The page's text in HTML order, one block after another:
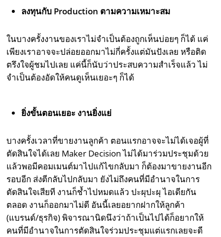
ลงทุนกับ Production ตามความเหมาะสม
ในบางครั้งงานของเราไม่จำเป็นต้องถูกเห็นบ่อยๆ ก็ได้ แค่
เพียงเราอาจจะปล่อยออกมาไม่กี่ครั้งแต่มันปังเลย หรือติด
ตรึงใจผู้ชมไปเลย แค่นี้ก็นับว่าประสบความสำเร็จแล้ว ไม่
จำเป็นต้องอัดให้คนดูเห็นเยอะๆ ก็ได้
ยิ่งขั้นตอนเยอะ งานยิ่งแย่
บางครั้งเวลาที่ขายงานลูกค้า ตอนแรกอาจจะไม่ได้เจอผู้ที่
ตัดสินใจได้เลย Maker Decision ไม่ได้มาร่วมประชุมด้วย
แล้วพอมีคอมเมนต์มาไปแก้ไขกลับมา ก็ต้องมาขายงานอีก
รอบอีก ส่งตีกลับไปกลับมา ยังไม่ถึงคนที่มีอำนาจในการ
ตัดสินใจเสียที งานก็ช้ำไปหมดแล้ว ปะผุปะผุ ไอเดียกัน
ตลอด งานก็ออกมาไม่ดี อันนี้เลยอยากฝากให้ลูกค้า
(แบรนด์/ธุรกิจ) พิจารณานิดนึงว่าถ้าเป็นไปได้ก็อยากให้
คนที่มีอำนาจในการตัดสินใจร่วมประชุมแต่แรกเลยจะดี